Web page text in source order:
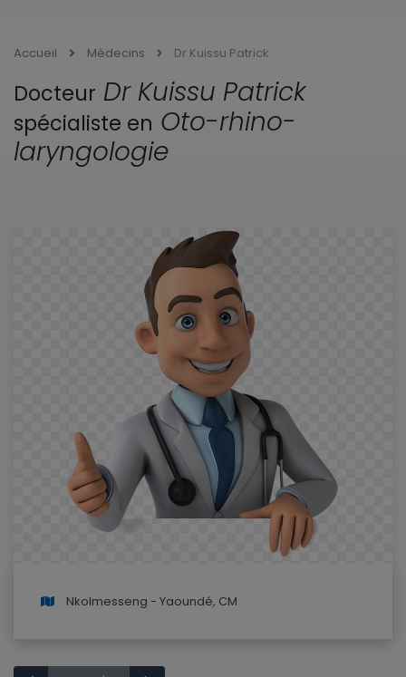
Accueil Médecins Dr Kuissu Patrick
Docteur Dr Kuissu Patrick
spécialiste en Oto-rhino-
laryngologie
Nkolmesseng - Yaoundé, CM